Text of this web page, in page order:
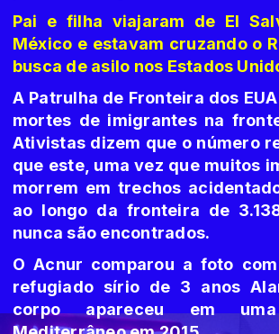
Pai e filha viajaram de El
México e estavam cruzando o
busca de asilo nos Estados
A Patrulha de Fronteira dos
mortes de imigrantes na
Ativistas dizem que o número
que este, uma vez que muitos
morrem em trechos
ao longo da fronteira de
nunca são encontrados.
O Acnur comparou a foto
refugiado sírio de 3 anos
corpo apareceu em